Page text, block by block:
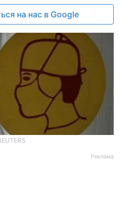
на нас в Google
Реклама